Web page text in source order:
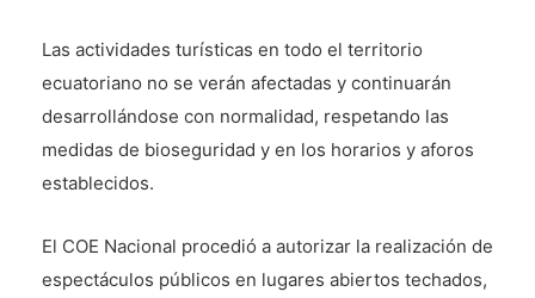
Las actividades turísticas en todo el territorio
ecuatoriano no se verán afectadas y continuarán
desarrollándose con normalidad, respetando las
medidas de bioseguridad y en los horarios y aforos
establecidos.
El COE Nacional procedió a autorizar la realización de
espectáculos públicos en lugares abiertos techados,